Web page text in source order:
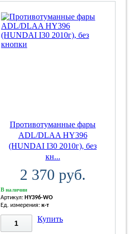
Противотуманные фары
ADL/DLAA HY396
(HUNDAI I30 2010г), без
кн...
2 370 руб.
В наличии
Артикул: HY396-WO
Ед. измерения:к-т
Купить